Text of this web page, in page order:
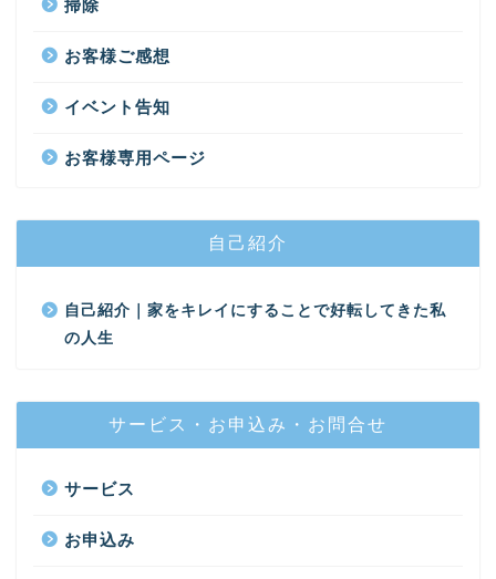
掃除
お客様ご感想
イベント告知
お客様専用ページ
自己紹介
自己紹介｜家をキレイにすることで好転してきた私
の人生
サービス・お申込み・お問合せ
サービス
お申込み